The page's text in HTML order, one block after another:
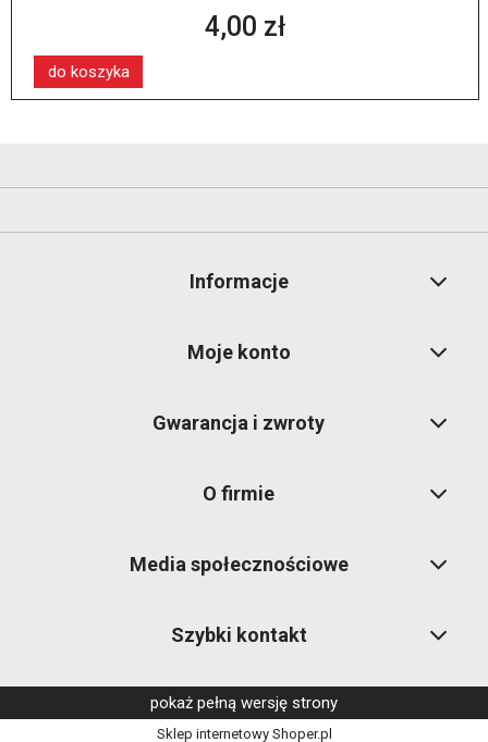
4,00 zł
do koszyka
Informacje
Moje konto
Gwarancja i zwroty
O firmie
Media społecznościowe
Szybki kontakt
pokaż pełną wersję strony
Sklep internetowy Shoper.pl